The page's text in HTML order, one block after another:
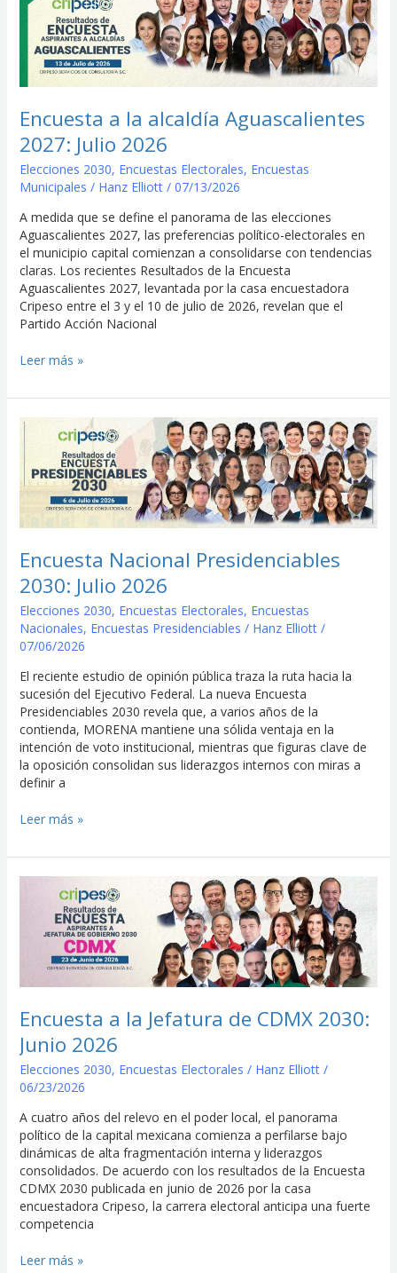
Encuesta a la alcaldía Aguascalientes
2027: Julio 2026
Elecciones 2030, Encuestas Electorales, Encuestas
Municipales / Hanz Elliott / 07/13/2026
A medida que se define el panorama de las elecciones
Aguascalientes 2027, las preferencias político-electorales en
el municipio capital comienzan a consolidarse con tendencias
claras. Los recientes Resultados de la Encuesta
Aguascalientes 2027, levantada por la casa encuestadora
Cripeso entre el 3 y el 10 de julio de 2026, revelan que el
Partido Acción Nacional
alcaldía
Aguascalientes
2027:
Julio
2026
Leer más »
Encuesta Nacional Presidenciables
2030: Julio 2026
Elecciones 2030, Encuestas Electorales, Encuestas
Nacionales, Encuestas Presidenciables / Hanz Elliott /
07/06/2026
El reciente estudio de opinión pública traza la ruta hacia la
sucesión del Ejecutivo Federal. La nueva Encuesta
Presidenciables 2030 revela que, a varios años de la
contienda, MORENA mantiene una sólida ventaja en la
intención de voto institucional, mientras que figuras clave de
la oposición consolidan sus liderazgos internos con miras a
definir a
Encuesta
Nacional
Presidenciables
2030:
Julio
2026
Leer más »
Encuesta a la Jefatura de CDMX 2030:
Junio 2026
Elecciones 2030, Encuestas Electorales / Hanz Elliott /
06/23/2026
A cuatro años del relevo en el poder local, el panorama
político de la capital mexicana comienza a perfilarse bajo
dinámicas de alta fragmentación interna y liderazgos
consolidados. De acuerdo con los resultados de la Encuesta
CDMX 2030 publicada en junio de 2026 por la casa
encuestadora Cripeso, la carrera electoral anticipa una fuerte
competencia
Jefatura
CDMX
2030:
Junio
2026
Leer más »